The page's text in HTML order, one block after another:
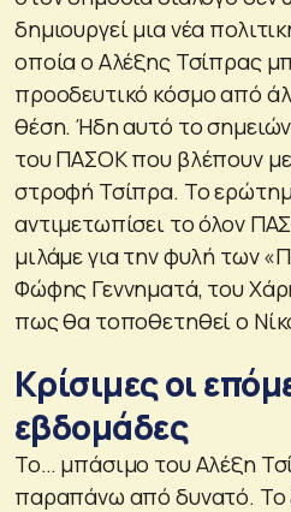
δημιουργεί μια νέα
οποία ο Αλέξης Τσίπρας
προοδευτικό κόσμο από
θέση. Ήδη αυτό το
του ΠΑΣΟΚ που βλέπουν με
στροφή Τσίπρα. Το
αντιμετωπίσει το όλον
μιλάμε για την φυλή των
Φώφης Γεννηματά, του
πως θα τοποθετηθεί ο
Κρίσιμες οι
εβδομάδες
Το… μπάσιμο του Αλέξη
παραπάνω από δυνατό. Το